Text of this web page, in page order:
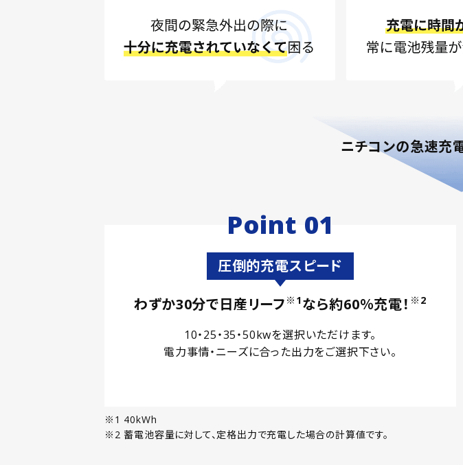
ニチコンの急速充
Point 01
圧倒的充電スピード
わずか30分で日産リーフ ※1なら約60％充電！ ※2
10・25・35・50kwを選択いただけます。
電力事情・ニーズに合った出力をご選択下さい。
※1 40kWh
※2 蓄電池容量に対して、定格出力で充電した場合の計算値です。